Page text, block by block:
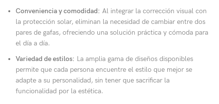
Conveniencia y comodidad: Al integrar la corrección visual con
la protección solar, eliminan la necesidad de cambiar entre dos
pares de gafas, ofreciendo una solución práctica y cómoda para
el día a día.
Variedad de estilos: La amplia gama de diseños disponibles
permite que cada persona encuentre el estilo que mejor se
adapte a su personalidad, sin tener que sacrificar la
funcionalidad por la estética.